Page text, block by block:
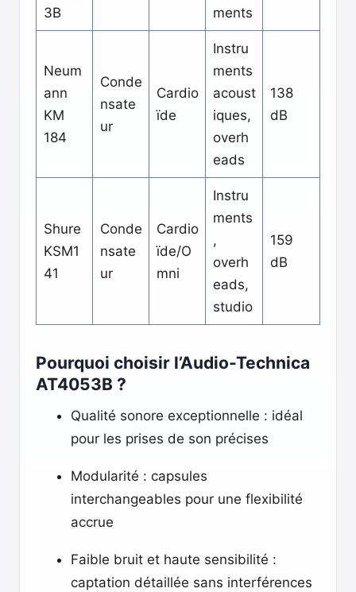
3B
ments
Neum
ann
KM
184
Conde
nsate
ur
Cardio
ïde
Instru
ments
acoust
iques,
overh
eads
138
dB
Shure
KSM1
41
Conde
nsate
ur
Cardio
ïde/O
mni
Instru
ments
,
overh
eads,
studio
159
dB
Pourquoi choisir l’Audio-Technica
AT4053B ?
Qualité sonore exceptionnelle : idéal
pour les prises de son précises
Modularité : capsules
interchangeables pour une flexibilité
accrue
Faible bruit et haute sensibilité :
captation détaillée sans interférences